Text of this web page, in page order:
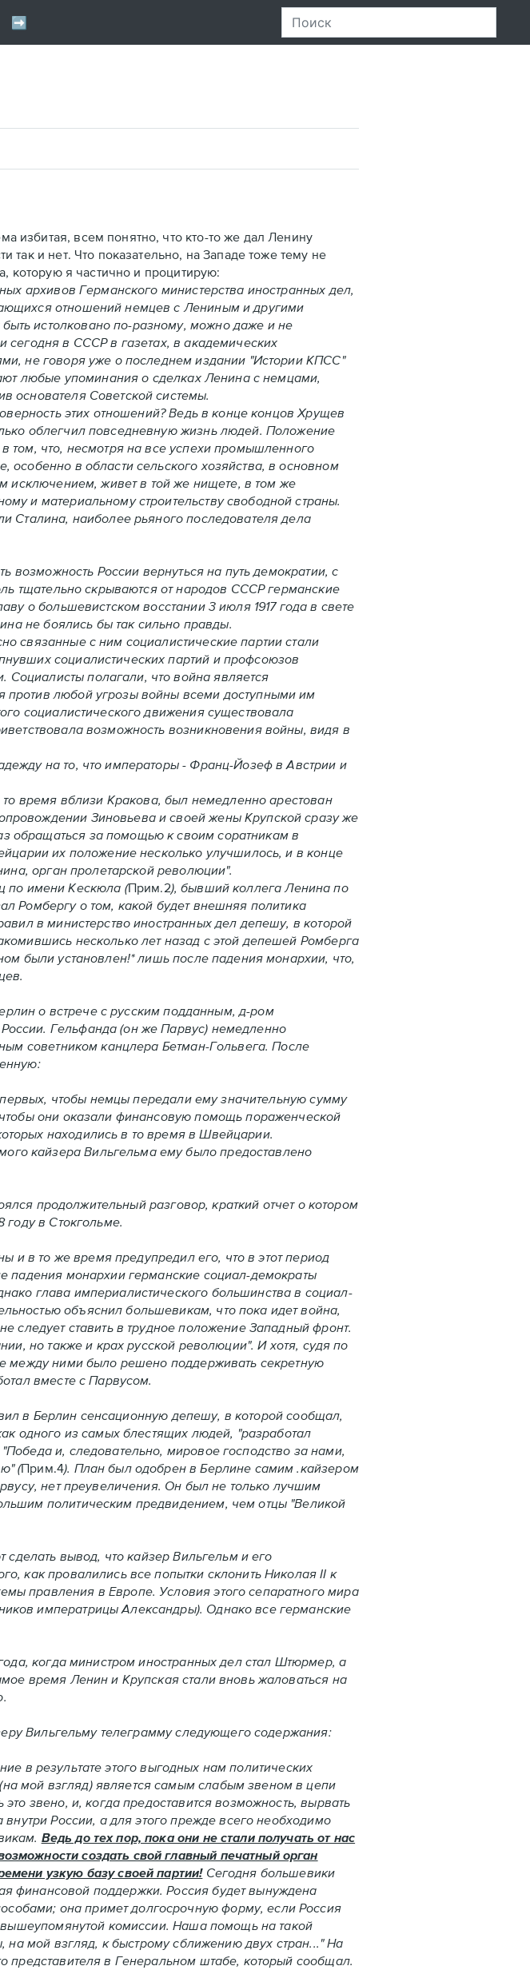
избитая, всем понятно, что кто-то же дал Ленину
и нет. Что показательно, на Западе тоже тему не
, которую я частично и процитирую:
архивов Германского министерства иностранных дел,
отношений немцев с Лениным и другими
истолковано по-разному, можно даже и не
сегодня в СССР в газетах, в академических
не говоря уже о последнем издании "Истории КПСС"
любые упоминания о сделках Ленина с немцами,
основателя Советской системы.
этих отношений? Ведь в конце концов Хрущев
облегчил повседневную жизнь людей. Положение
том, что, несмотря на все успехи промышленного
особенно в области сельского хозяйства, в основном
исключением, живет в той же нищете, в том же
и материальному строительству свободной страны.
Сталина, наиболее рьяного последователя дела
России вернуться на путь демократии, с
тщательно скрываются от народов СССР германские
о большевистском восстании 3 июля 1917 года в свете
не боялись бы так сильно правды.
связанные с ним социалистические партии стали
социалистических партий и профсоюзов
полагали, что война является
против любой угрозы войны всеми доступными им
социалистического движения существовала
возможность возникновения войны, видя в
на то, что императоры - Франц-Йозеф в Австрии и
время вблизи Кракова, был немедленно арестован
Зиновьева и своей жены Крупской сразу же
за помощью к своим соратникам в
их положение несколько улучшилось, и в конце
орган пролетарской революции".
по имени Кескюла (Прим.2), бывший коллега Ленина по
Ромбергу о том, какой будет внешняя политика
в министерство иностранных дел депешу, в которой
несколько лет назад с этой депешей Ромберга
были установлен!* лишь после падения монархии, что,
о встрече с русским подданным, д-ром
Гельфанда (он же Парвус) немедленно
советником канцлера Бетман-Гольвега. После
чтобы немцы передали ему значительную сумму
они оказали финансовую помощь пораженческой
находились в то время в Швейцарии.
кайзера Вильгельма ему было предоставлено
продолжительный разговор, краткий отчет о котором
году в Стокгольме.
в то же время предупредил его, что в этот период
падения монархии германские социал-демократы
глава империалистического большинства в социал-
объяснил большевикам, что пока идет война,
следует ставить в трудное положение Западный фронт.
но также и крах русской революции". И хотя, судя по
между ними было решено поддерживать секретную
вместе с Парвусом.
в Берлин сенсационную депешу, в которой сообщал,
одного из самых блестящих людей, "разработал
и, следовательно, мировое господство за нами,
(Прим.4). План был одобрен в Берлине самим .кайзером
нет преувеличения. Он был не только лучшим
политическим предвидением, чем отцы "Великой
вывод, что кайзер Вильгельм и его
как провалились все попытки склонить Николая II к
правления в Европе. Условия этого сепаратного мира
императрицы Александры). Однако все германские
когда министром иностранных дел стал Штюрмер, а
время Ленин и Крупская стали вновь жаловаться на
Вильгельму телеграмму следующего содержания:
в результате этого выгодных нам политических
мой взгляд) является самым слабым звеном в цепи
звено, и, когда предоставится возможность, вырвать
России, а для этого прежде всего необходимо
Ведь до тех пор, пока они не стали получать от нас
создать свой главный печатный орган
узкую базу своей партии!Сегодня большевики
финансовой поддержки. Россия будет вынуждена
она примет долгосрочную форму, если Россия
вышеупомянутой комиссии. Наша помощь на такой
на мой взгляд, к быстрому сближению двух стран..." На
представителя в Генеральном штабе, который сообщал.